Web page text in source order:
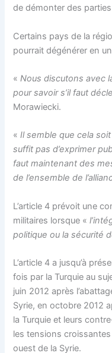
de démonter des
Certains pays de la
pourrait dégénérer en
«Nous discutons avec
pour savoir s’il faut
Morawiecki.
«Il semble que cela
suffit pas d’exprimer
faut maintenant des
de l’ensemble de
L’article 4 prévoit une
militaires lorsque «
politique ou la sécurité
L’article 4 a jusqu’à
fois par la Turquie au
juin 2012 après
Syrie, en octobre 2012
la Turquie et leurs
les tensions
ouest de la Syrie.